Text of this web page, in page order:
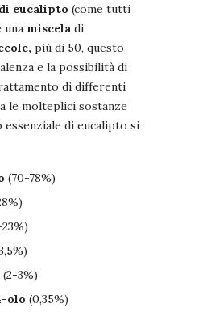
eucalipto (come tutti
una miscela di
più di 50, questo
e la possibilità di
di differenti
le molteplici sostanze
essenziale di eucalipto si
(70-78%)
(2-3%)
olo (0,35%)